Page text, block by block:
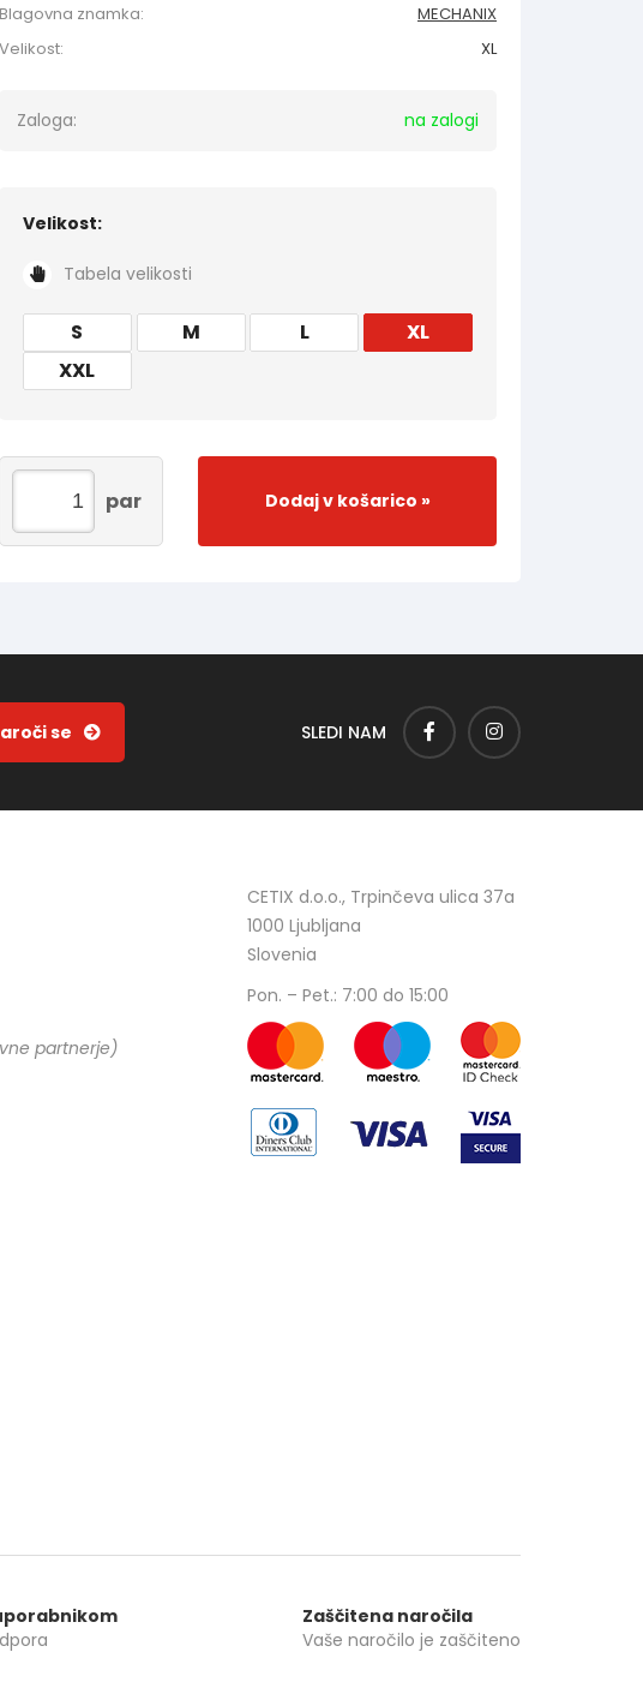
Blagovna znamka:
MECHANIX
Velikost:
XL
Zaloga: na zalogi
Velikost:
Tabela velikosti
S M L
XL
XXL
Dodaj v košarico
par
SLEDI NAM
partnerje)
CETIX d.o.o., Trpinčeva ulica 37a
1000 Ljubljana
Slovenia
Pon. – Pet.: 7:00 do 15:00
Zaščitena naročila
Vaše naročilo je zaščiteno